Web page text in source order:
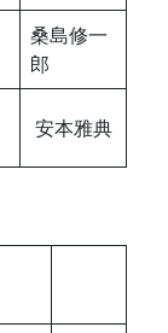
桑島修一
郎
安本雅典